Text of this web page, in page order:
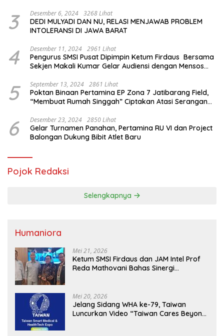
3 Desember 6, 2024 3268 Lihat
DEDI MULYADI DAN NU, RELASI MENJAWAB PROBLEM
INTOLERANSI DI JAWA BARAT
4 Desember 11, 2024 2961 Lihat
Pengurus SMSI Pusat Dipimpin Ketum Firdaus Bersama
Sekjen Makali Kumar Gelar Audiensi dengan Mensos
5 September 13, 2024 2861 Lihat
Poktan Binaan Pertamina EP Zona 7 Jatibarang Field,
“Membuat Rumah Singgah” Ciptakan Atasi Serangan
6 Desember 23, 2024 2850 Lihat
Gelar Turnamen Panahan, Pertamina RU VI dan Project
Balongan Dukung Bibit Atlet Baru
Pojok Redaksi
Selengkapnya
Humaniora
Mei 21, 2026
Ketum SMSI Firdaus dan JAM Intel Prof
Reda Mathovani Bahas Sinergi
MBG, Perkuat Pengawasan Program
Pemerintah
Mei 20, 2026
Jelang Sidang WHA ke-79, Taiwan
Luncurkan Video “Taiwan Cares Beyond